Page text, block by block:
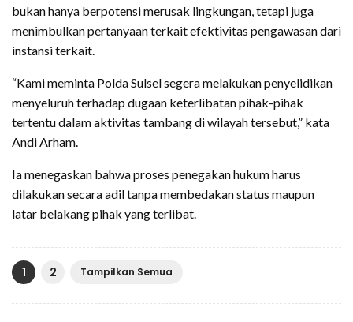
bukan hanya berpotensi merusak lingkungan, tetapi juga
menimbulkan pertanyaan terkait efektivitas pengawasan dari
instansi terkait.
“Kami meminta Polda Sulsel segera melakukan penyelidikan
menyeluruh terhadap dugaan keterlibatan pihak-pihak
tertentu dalam aktivitas tambang di wilayah tersebut,” kata
Andi Arham.
Ia menegaskan bahwa proses penegakan hukum harus
dilakukan secara adil tanpa membedakan status maupun
latar belakang pihak yang terlibat.
1 2 Tampilkan Semua